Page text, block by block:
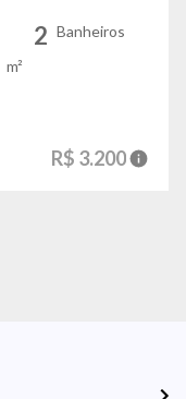
2 Banheiros
m²
R$ 3.200